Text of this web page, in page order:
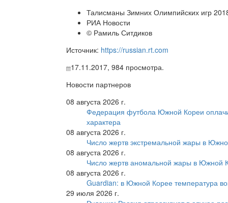
Талисманы Зимних Олимпийских игр
РИА Новости
© Рамиль Ситдиков
Источник: https://russian.rt.com
17.11.2017, 984 просмотра.
Новости партнеров
08 августа 2026 г.
Федерация футбола Южной Кореи
характера
08 августа 2026 г.
Число жертв экстремальной жары в
08 августа 2026 г.
Число жертв аномальной жары в Южной
08 августа 2026 г.
Guardian: в Южной Корее температура
29 июля 2026 г.